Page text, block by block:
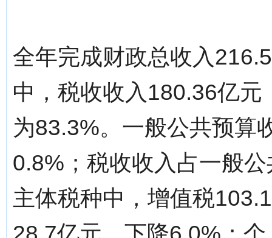
全年完成财政总收入
中，税收收入180.36亿
为83.3%。一般公共预算
0.8%；税收收入占一般
主体税种中，增值税